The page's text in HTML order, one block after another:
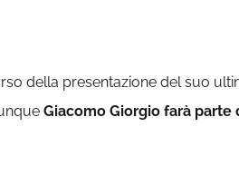
della presentazione del suo
Giacomo Giorgio farà parte